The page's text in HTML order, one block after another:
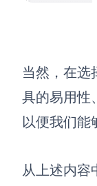
当然，在选
具的易用性
以便我们能
从上述内容